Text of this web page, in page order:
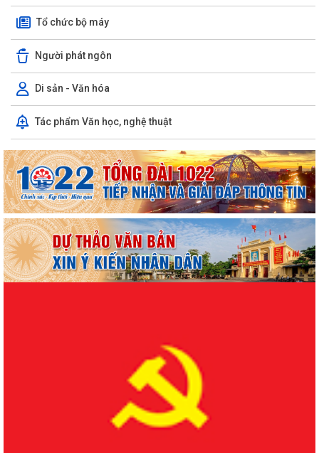
Tổ chức bộ máy
Người phát ngôn
Di sản - Văn hóa
Tác phẩm Văn học, nghệ thuật